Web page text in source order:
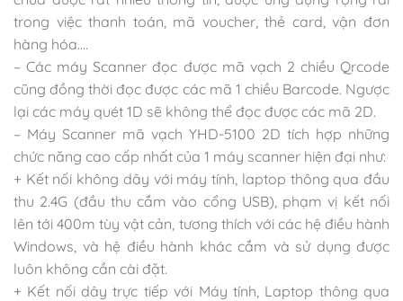
trong việc thanh toán, mã voucher, thẻ card, vận đơn
hàng hóa….
– Các máy Scanner đọc được mã vạch 2 chiều Qrcode
cũng đồng thời đọc được các mã 1 chiều Barcode. Ngược
lại các máy quét 1D sẽ không thể đọc được các mã 2D.
– Máy Scanner mã vạch YHD-5100 2D tích hợp những
chức năng cao cấp nhất của 1 máy scanner hiện đại như:
+ Kết nối không dây với máy tính, laptop thông qua đầu
thu 2.4G (đầu thu cắm vào cổng USB), phạm vị kết nối
lên tới 400m tùy vật cản, tương thích với các hệ điều hành
Windows, và hệ điều hành khác cắm và sử dụng được
luôn không cần cài đặt.
+ Kết nối dây trực tiếp với Máy tính, Laptop thông qua